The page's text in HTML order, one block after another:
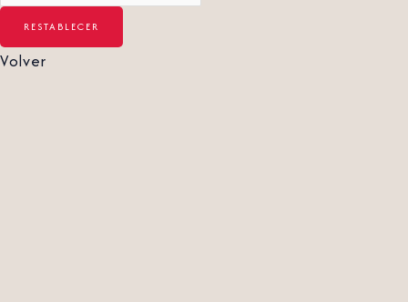
Volver